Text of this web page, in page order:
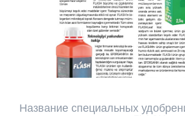
Название специальных